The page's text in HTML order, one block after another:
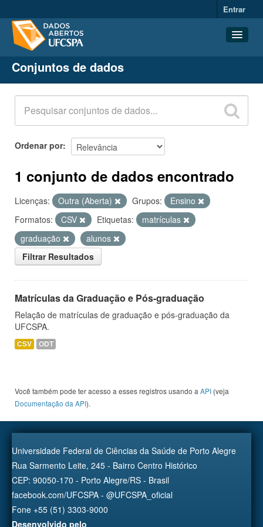
Entrar
Conjuntos de dados
Organizações
Grupos
Sobre
Conjuntos de dados
Ordenar por
1 conjunto de dados encontrado
Licenças: Outra (Aberta) Grupos:
Ensino
Formatos:
CSV Etiquetas:
matrículas
graduação
alunos
Filtrar Resultados
Matrículas da Graduação e Pós-graduação
Relação de matrículas de graduação e pós-graduação da
UFCSPA.
CSV ODT
Você também pode ter acesso a esses registros usando a API (veja
Documentação da API).
Universidade Federal de Ciências da Saúde de Porto Alegre
Rua Sarmento Leite, 245 - Bairro Centro Histórico
CEP: 90050-170 - Porto Alegre/RS - Brasil
facebook.com/UFCSPA - @UFCSPA_oficial
Fone +55 (51) 3303-9000
Desenvolvido pelo